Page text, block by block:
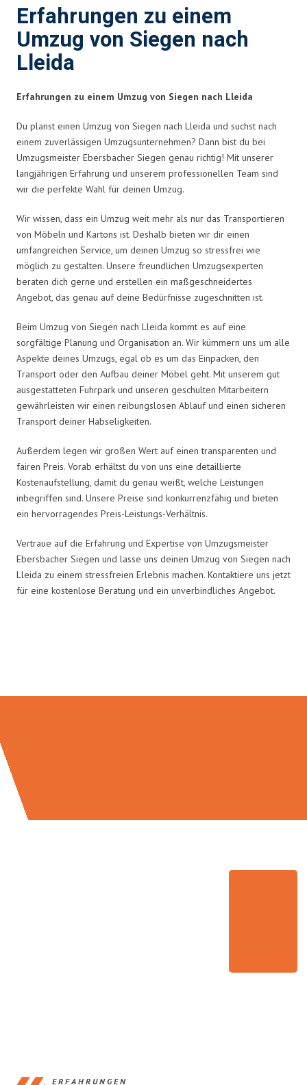
Erfahrungen zu einem
Umzug von Siegen nach
Lleida
Erfahrungen zu einem Umzug von Siegen nach Lleida
Du planst einen Umzug von Siegen nach Lleida und suchst nach
einem zuverlässigen Umzugsunternehmen? Dann bist du bei
Umzugsmeister Ebersbacher Siegen genau richtig! Mit unserer
langjährigen Erfahrung und unserem professionellen Team sind
wir die perfekte Wahl für deinen Umzug.
Wir wissen, dass ein Umzug weit mehr als nur das Transportieren
von Möbeln und Kartons ist. Deshalb bieten wir dir einen
umfangreichen Service, um deinen Umzug so stressfrei wie
möglich zu gestalten. Unsere freundlichen Umzugsexperten
beraten dich gerne und erstellen ein maßgeschneidertes
Angebot, das genau auf deine Bedürfnisse zugeschnitten ist.
Beim Umzug von Siegen nach Lleida kommt es auf eine
sorgfältige Planung und Organisation an. Wir kümmern uns um alle
Aspekte deines Umzugs, egal ob es um das Einpacken, den
Transport oder den Aufbau deiner Möbel geht. Mit unserem gut
ausgestatteten Fuhrpark und unseren geschulten Mitarbeitern
gewährleisten wir einen reibungslosen Ablauf und einen sicheren
Transport deiner Habseligkeiten.
Außerdem legen wir großen Wert auf einen transparenten und
fairen Preis. Vorab erhältst du von uns eine detaillierte
Kostenaufstellung, damit du genau weißt, welche Leistungen
inbegriffen sind. Unsere Preise sind konkurrenzfähig und bieten
ein hervorragendes Preis-Leistungs-Verhältnis.
Vertraue auf die Erfahrung und Expertise von Umzugsmeister
Ebersbacher Siegen und lasse uns deinen Umzug von Siegen nach
Lleida zu einem stressfreien Erlebnis machen. Kontaktiere uns jetzt
für eine kostenlose Beratung und ein unverbindliches Angebot.
ERFAHRUNGEN